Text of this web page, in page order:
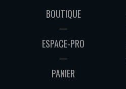
BOUTIQUE
ESPACE-PRO
PANIER